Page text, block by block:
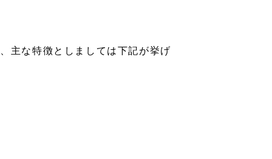
主な特徴としましては下記が挙げ